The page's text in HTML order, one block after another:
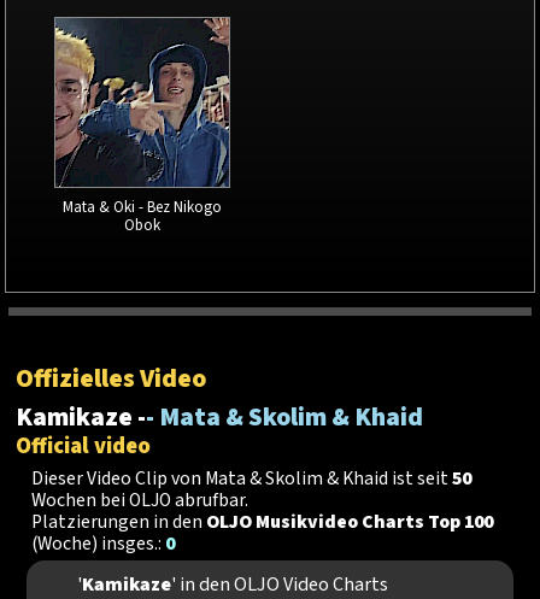
Mata & Oki - Bez Nikogo
Obok
Offizielles Video
Kamikaze -- Mata & Skolim & Khaid
Official video
Dieser Video Clip von Mata & Skolim & Khaid ist seit50
Wochen bei OLJO abrufbar.
Platzierungen in den OLJO Musikvideo Charts Top 100
(Woche) insges.: 0
'Kamikaze' in den OLJO Video Charts